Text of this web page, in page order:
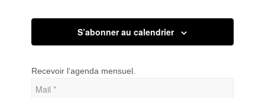
S’abonner au calendrier
Recevoir l’agenda mensuel.